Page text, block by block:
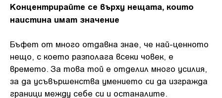
Концентрирайте се върху нещата, които
наистина имат значение
Бъфет от много отдавна знае, че най-ценното
нещо, с което разполага всеки човек, е
времето. За това той е отделил много усилия,
за да усъвършенства умението си да изгражда
граници между себе си и останалите.